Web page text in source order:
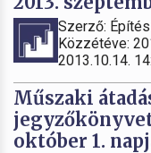
Szerző:
Közzétéve:
2013.10.14.
Műszaki
október 1.